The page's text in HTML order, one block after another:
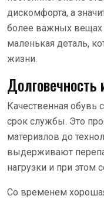
дискомфорта, а
более важных вещах
маленькая деталь,
жизни.
Долговечность
Качественная обувь
срок службы. Это
материалов до
выдерживают
нагрузки и при этом
Со временем